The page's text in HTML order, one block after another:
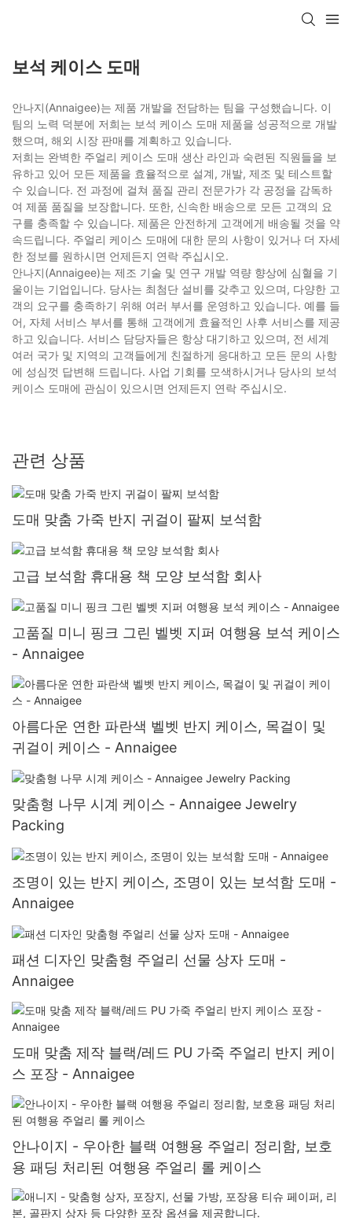
보석 케이스 도매
안나지(Annaigee)는 제품 개발을 전담하는 팀을 구성했습니다. 이
팀의 노력 덕분에 저희는 보석 케이스 도매 제품을 성공적으로 개발
했으며, 해외 시장 판매를 계획하고 있습니다.
저희는 완벽한 주얼리 케이스 도매 생산 라인과 숙련된 직원들을 보
유하고 있어 모든 제품을 효율적으로 설계, 개발, 제조 및 테스트할
수 있습니다. 전 과정에 걸쳐 품질 관리 전문가가 각 공정을 감독하
여 제품 품질을 보장합니다. 또한, 신속한 배송으로 모든 고객의 요
구를 충족할 수 있습니다. 제품은 안전하게 고객에게 배송될 것을 약
속드립니다. 주얼리 케이스 도매에 대한 문의 사항이 있거나 더 자세
한 정보를 원하시면 언제든지 연락 주십시오.
안나지(Annaigee)는 제조 기술 및 연구 개발 역량 향상에 심혈을 기
울이는 기업입니다. 당사는 최첨단 설비를 갖추고 있으며, 다양한 고
객의 요구를 충족하기 위해 여러 부서를 운영하고 있습니다. 예를 들
어, 자체 서비스 부서를 통해 고객에게 효율적인 사후 서비스를 제공
하고 있습니다. 서비스 담당자들은 항상 대기하고 있으며, 전 세계
여러 국가 및 지역의 고객들에게 친절하게 응대하고 모든 문의 사항
에 성심껏 답변해 드립니다. 사업 기회를 모색하시거나 당사의 보석
케이스 도매에 관심이 있으시면 언제든지 연락 주십시오.
관련 상품
도매 맞춤 가죽 반지 귀걸이 팔찌 보석함
고급 보석함 휴대용 책 모양 보석함 회사
고품질 미니 핑크 그린 벨벳 지퍼 여행용 보석 케이스
- Annaigee
아름다운 연한 파란색 벨벳 반지 케이스, 목걸이 및
귀걸이 케이스 - Annaigee
맞춤형 나무 시계 케이스 - Annaigee Jewelry
Packing
조명이 있는 반지 케이스, 조명이 있는 보석함 도매 -
Annaigee
패션 디자인 맞춤형 주얼리 선물 상자 도매 -
Annaigee
도매 맞춤 제작 블랙/레드 PU 가죽 주얼리 반지 케이
스 포장 - Annaigee
안나이지 - 우아한 블랙 여행용 주얼리 정리함, 보호
용 패딩 처리된 여행용 주얼리 롤 케이스